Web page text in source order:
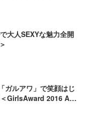
大人SEXYな魅力全開
ガルアワ」で笑顔はじ
GirlsAward 2016 A／